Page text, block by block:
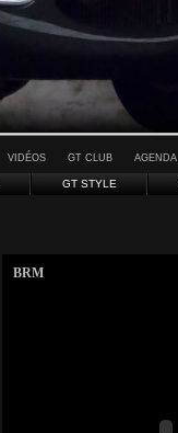
VIDÉOS GT CLUB AGENDA
GT STYLE
BRM